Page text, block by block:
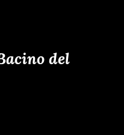
del